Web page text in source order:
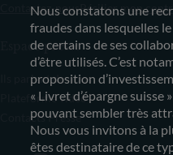
Nous constatons une
fraudes dans lesquelles
de certains de ses
d’être utilisés. C’est
proposition
« Livret d’épargne
pouvant sembler très
Nous vous invitons à la
êtes destinataire de ce
Contactez-nousRésilier mon
Espace presse
Ils parlent de nous
Plateforme vidéo
Contacts Presse